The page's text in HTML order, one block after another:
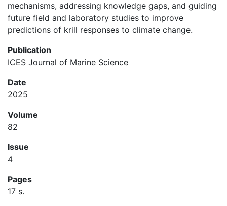
mechanisms, addressing knowledge gaps, and guiding
future field and laboratory studies to improve
predictions of krill responses to climate change.
Publication
ICES Journal of Marine Science
Date
2025
Volume
82
Issue
4
Pages
17 s.